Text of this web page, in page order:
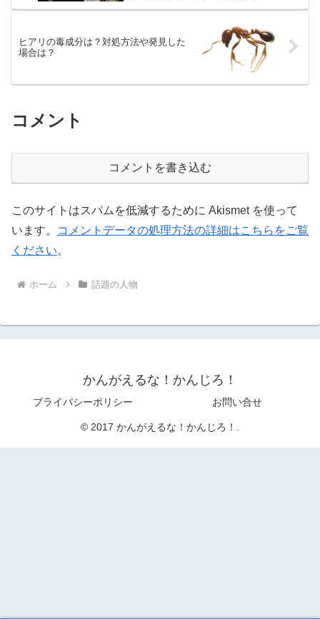
ヒアリの毒成分は？対処方法や発見した
場合は？
コメント
コメントを書き込む
このサイトはスパムを低減するために Akismet を使って
います。
コメントデータの処理方法の詳細はこちらをご覧
ください。
ホーム 話題の人物
かんがえるな！かんじろ！
プライバシーポリシー お問い合せ
© 2017 かんがえるな！かんじろ！.